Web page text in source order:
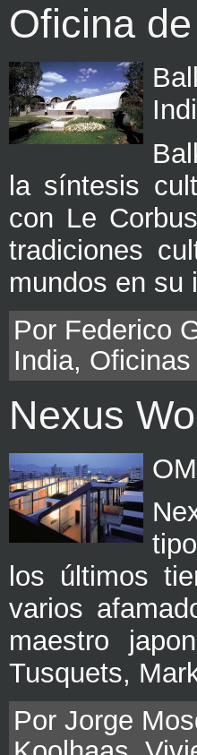
Oficina
la síntesis
con Le
tradiciones
mundos en su
Por Federico
India, Oficinas
Nexus
los últimos
varios
maestro
Tusquets,
Por Jorge